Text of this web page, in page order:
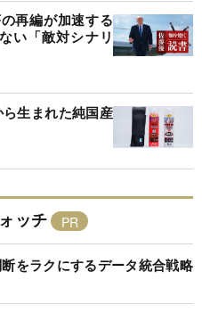
再編が加速する
い「敵対シナリ
生まれた純国産
ッチ
をラクにするデータ統合戦略